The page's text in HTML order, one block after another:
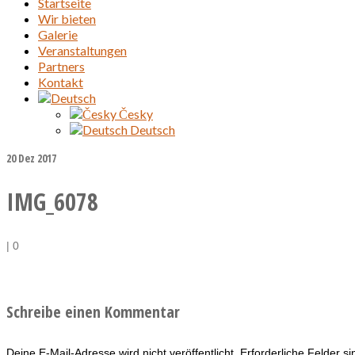
Wir bieten
Galerie
Veranstaltungen
Partners
Kontakt
Česky
Deutsch
20Dez 2017
IMG_6078
| 0
Schreibe einen Kommentar
Deine E-Mail-Adresse wird nicht veröffentlicht. Erforderliche Felder